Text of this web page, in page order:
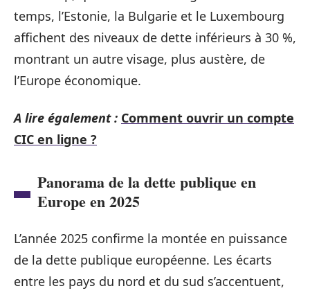
temps, l’Estonie, la Bulgarie et le Luxembourg
affichent des niveaux de dette inférieurs à 30 %,
montrant un autre visage, plus austère, de
l’Europe économique.
A lire également : Comment ouvrir un compte
CIC en ligne ?
Panorama de la dette publique en
Europe en 2025
L’année 2025 confirme la montée en puissance
de la dette publique européenne. Les écarts
entre les pays du nord et du sud s’accentuent,